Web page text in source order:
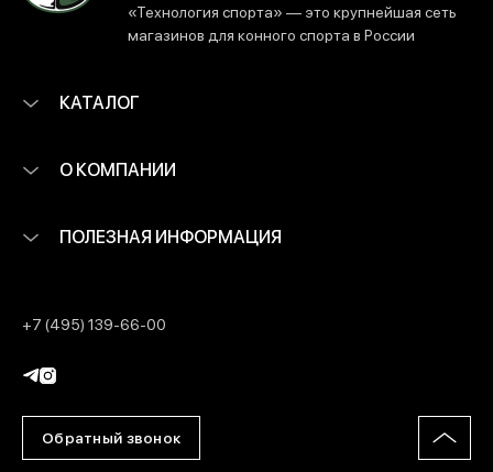
«Технология спорта» — это крупнейшая сеть
магазинов для конного спорта в России
КАТАЛОГ
О КОМПАНИИ
ПОЛЕЗНАЯ ИНФОРМАЦИЯ
+7 (495) 139-66-00
Обратный звонок